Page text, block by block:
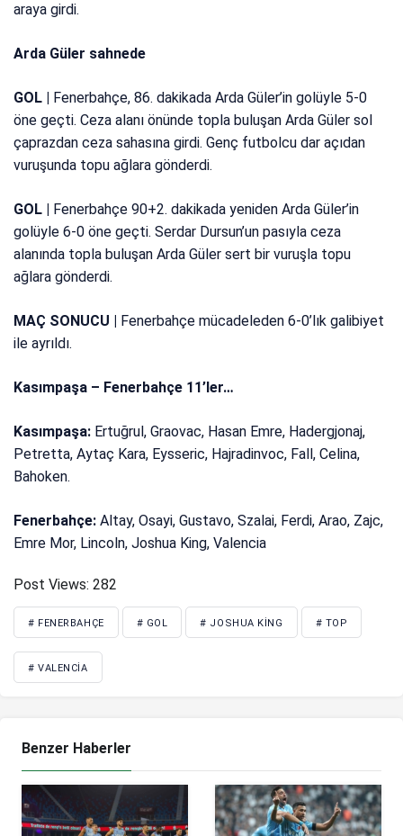
araya girdi.
Arda Güler sahnede
GOL | Fenerbahçe, 86. dakikada Arda Güler’in golüyle 5-0
öne geçti. Ceza alanı önünde topla buluşan Arda Güler sol
çaprazdan ceza sahasına girdi. Genç futbolcu dar açıdan
vuruşunda topu ağlara gönderdi.
GOL | Fenerbahçe 90+2. dakikada yeniden Arda Güler’in
golüyle 6-0 öne geçti. Serdar Dursun’un pasıyla ceza
alanında topla buluşan Arda Güler sert bir vuruşla topu
ağlara gönderdi.
MAÇ SONUCU | Fenerbahçe mücadeleden 6-0’lık galibiyet
ile ayrıldı.
Kasımpaşa – Fenerbahçe 11’ler…
Kasımpaşa: Ertuğrul, Graovac, Hasan Emre, Hadergjonaj,
Petretta, Aytaç Kara, Eysseric, Hajradinvoc, Fall, Celina,
Bahoken.
Fenerbahçe: Altay, Osayi, Gustavo, Szalai, Ferdi, Arao, Zajc,
Emre Mor, Lincoln, Joshua King, Valencia
Post Views: 282
# FENERBAHÇE # GOL # JOSHUA KING # TOP
# VALENCIA
Benzer Haberler